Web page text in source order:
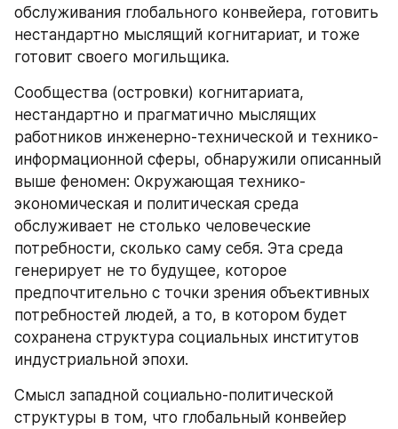
обслуживания глобального конвейера, готовить
нестандартно мыслящий когнитариат, и тоже
готовит своего могильщика.
Сообщества (островки) когнитариата,
нестандартно и прагматично мыслящих
работников инженерно-технической и технико-
информационной сферы, обнаружили описанный
выше феномен: Окружающая технико-
экономическая и политическая среда
обслуживает не столько человеческие
потребности, сколько саму себя. Эта среда
генерирует не то будущее, которое
предпочтительно с точки зрения объективных
потребностей людей, а то, в котором будет
сохранена структура социальных институтов
индустриальной эпохи.
Смысл западной социально-политической
структуры в том, что глобальный конвейер